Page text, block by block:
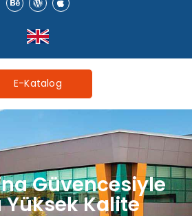
E-Katalog
Güvencesiyle
Kalite